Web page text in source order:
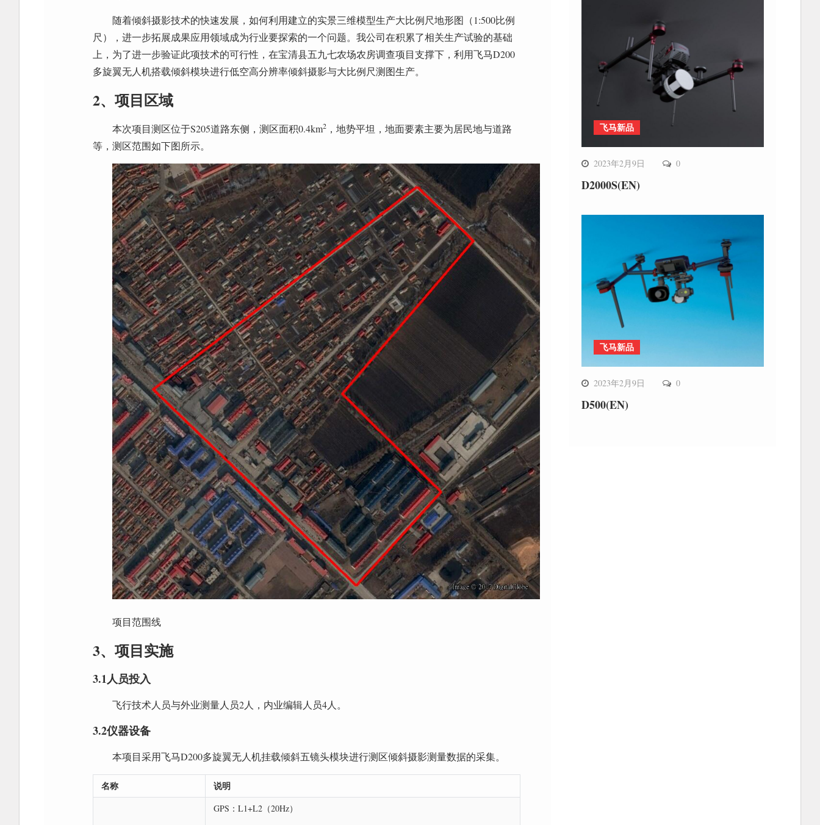
随着倾斜摄影技术的快速发展，如何利用建立的实景三维模型生产大比例尺地形图（1:500比例
尺），进一步拓展成果应用领域成为行业要探索的一个问题。我公司在积累了相关生产试验的基础
上，为了进一步验证此项技术的可行性，在宝清县五九七农场农房调查项目支撑下，利用飞马D200
多旋翼无人机搭载倾斜模块进行低空高分辨率倾斜摄影与大比例尺测图生产。
2、项目区域
本次项目测区位于S205道路东侧，测区面积0.4km2 ，地势平坦，地面要素主要为居民地与道路
等，测区范围如下图所示。
项目范围线
3、项目实施
3.1人员投入
飞行技术人员与外业测量人员2人，内业编辑人员4人。
3.2仪器设备
本项目采用飞马D200多旋翼无人机挂载倾斜五镜头模块进行测区倾斜摄影测量数据的采集。
名称 说明
GPS：L1+L2（20Hz）
飞马新品
2023年2月9日 0
D2000S(EN)
飞马新品
2023年2月9日 0
D500(EN)